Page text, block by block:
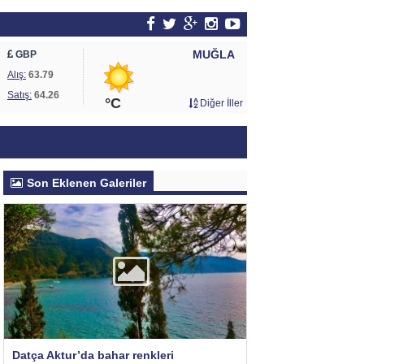
GBP
Alış:63.79
Satış:64.26
MUĞLA
°C Diğer İller
Son Eklenen Galeriler
Datça Aktur’da bahar renkleri